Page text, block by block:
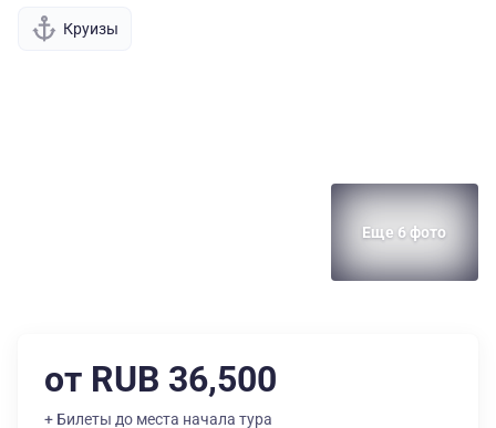
Круизы
Еще 6 фото
от RUB 36,500
+ Билеты до места начала тура